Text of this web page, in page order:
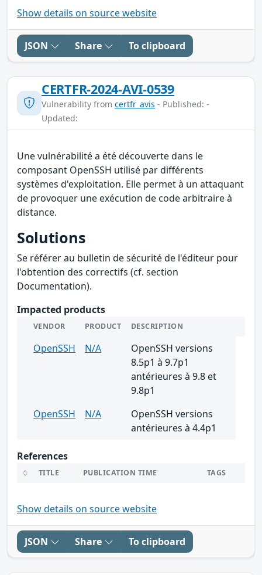
Show details on source website
JSON Share To clipboard
CERTFR-2024-AVI-0539
Vulnerability from certfr_avis - Published: -
Updated:
Une vulnérabilité a été découverte dans le
composant OpenSSH utilisé par différents
systèmes d'exploitation. Elle permet à un attaquant
de provoquer une exécution de code arbitraire à
distance.
Solutions
Se référer au bulletin de sécurité de l'éditeur pour
l'obtention des correctifs (cf. section
Documentation).
Impacted products
VENDOR PRODUCT DESCRIPTION
OpenSSH N/A
OpenSSH versions
8.5p1 à 9.7p1
antérieures à 9.8 et
9.8p1
OpenSSH
N/A
OpenSSH versions
antérieures à 4.4p1
References
TITLE PUBLICATION TIME TAGS
Show details on source website
JSON Share To clipboard